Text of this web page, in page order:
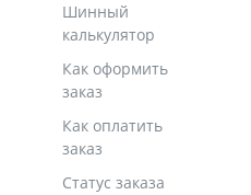
Шинный
калькулятор
Как оформить
заказ
Как оплатить
заказ
Статус заказа